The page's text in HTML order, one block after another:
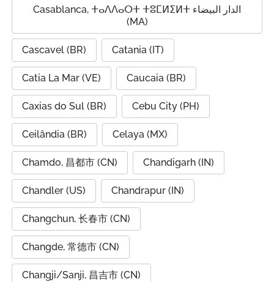
Casablanca, ⵜⴰⴷⴷⴰⵔⵜ ⵜⵓⵎⵍⵉⵍⵜ الدار البيضاء
(MA)
Cascavel (BR) Catania (IT)
Catia La Mar (VE) Caucaia (BR)
Caxias do Sul (BR) Cebu City (PH)
Ceilândia (BR) Celaya (MX)
Chamdo, 昌都市 (CN) Chandigarh (IN)
Chandler (US) Chandrapur (IN)
Changchun, 长春市 (CN)
Changde, 常德市 (CN)
Changji/Sanji, 昌吉市 (CN)